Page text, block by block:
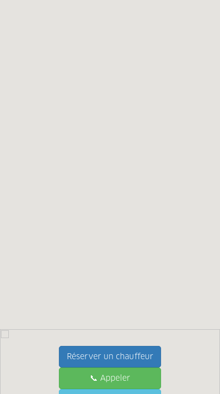
📞 Call
Réserver un chauffeur
📞 Appeler